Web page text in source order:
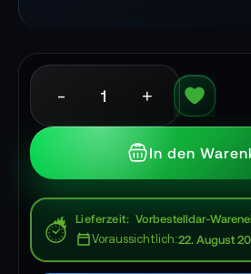
- +
In den
Lieferzeit Vorbestelldar-
Voraussichtlich:22. August